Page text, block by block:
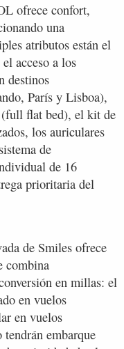
ofrece confort,
una
atributos están el
acceso a los
destinos
París y Lisboa),
(full flat bed), el kit de
los auriculares
de
de 16
prioritaria del
de Smiles ofrece
combina
en millas: el
en vuelos
en vuelos
embarque